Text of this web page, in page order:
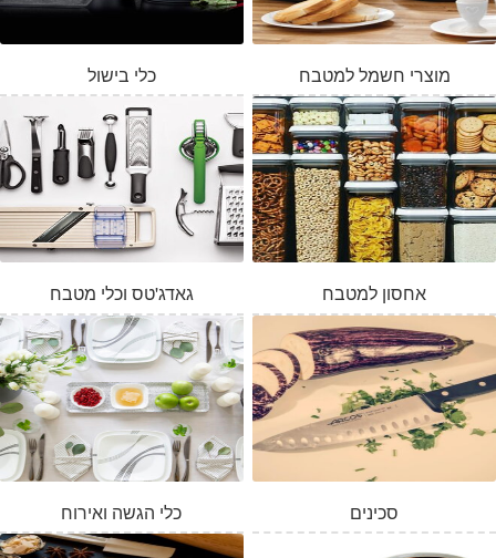
כלי בישול מוצרי חשמל למטבח
גאדג'טס וכלי מטבח אחסון למטבח
כלי הגשה ואירוח סכינים